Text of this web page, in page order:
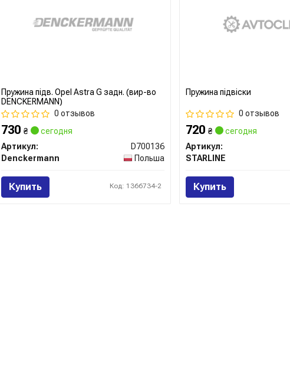
Пружина підв. Opel Astra G задн. (вир-во
DENCKERMANN)
0 отзывов
730 ₴
сегодня
Артикул:
D700136
Denckermann
Польша
Купить Код: 1366734-2
Пружина підвіски
0 отзывов
720 ₴
сегодня
Артикул:
STARLINE
Купить